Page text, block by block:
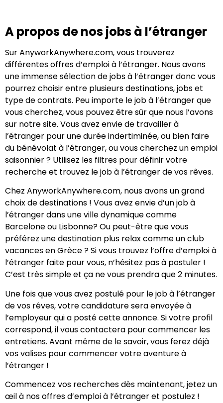
A propos de nos jobs à l’étranger
Sur AnyworkAnywhere.com, vous trouverez
différentes offres d’emploi à l’étranger. Nous avons
une immense sélection de jobs à l’étranger donc vous
pourrez choisir entre plusieurs destinations, jobs et
type de contrats. Peu importe le job à l’étranger que
vous cherchez, vous pouvez être sûr que nous l’avons
sur notre site. Vous avez envie de travailler à
l’étranger pour une durée indertiminée, ou bien faire
du bénévolat à l’étranger, ou vous cherchez un emploi
saisonnier ? Utilisez les filtres pour définir votre
recherche et trouvez le job à l’étranger de vos rêves.
Chez AnyworkAnywhere.com, nous avons un grand
choix de destinations ! Vous avez envie d’un job à
l’étranger dans une ville dynamique comme
Barcelone ou Lisbonne? Ou peut-être que vous
préférez une destination plus relax comme un club
vacances en Grèce ? Si vous trouvez l’offre d’emploi à
l’étranger faite pour vous, n’hésitez pas à postuler !
C’est très simple et ça ne vous prendra que 2 minutes.
Une fois que vous avez postulé pour le job à l’étranger
de vos rêves, votre candidature sera envoyée à
l’employeur qui a posté cette annonce. Si votre profil
correspond, il vous contactera pour commencer les
entretiens. Avant même de le savoir, vous ferez déjà
vos valises pour commencer votre aventure à
l’étranger !
Commencez vos recherches dès maintenant, jetez un
œil à nos offres d’emploi à l’étranger et postulez !